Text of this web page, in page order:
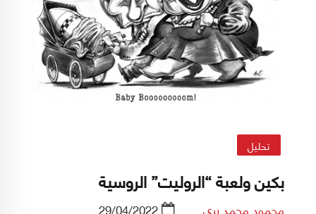
تحليل
بكين ولعبة “الروليت” الروسية
محمود محمد بري 29/04/2022